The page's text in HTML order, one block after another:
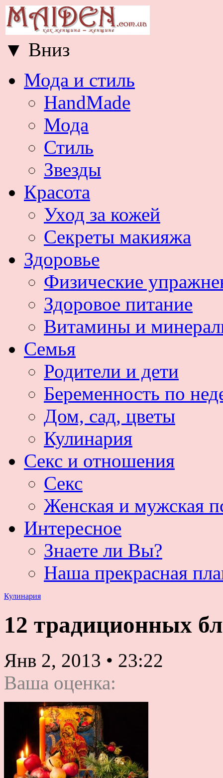
▼ Вниз
Мода и стиль
HandMade
Мода
Стиль
Звезды
Красота
Уход за кожей
Секреты макияжа
Здоровье
Физические
Здоровое питание
Витамины и
Семья
Родители и дети
Беременность по
Дом, сад, цветы
Кулинария
Секс и отношения
Секс
Женская и мужская
Интересное
Знаете ли Вы?
Наша прекрасная
Кулинария
12 традиционных
Янв 2, 2013 • 23:22
Ваша оценка: